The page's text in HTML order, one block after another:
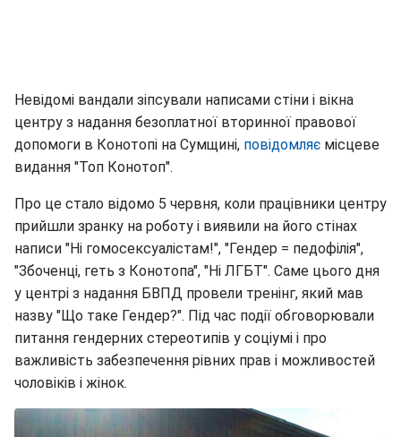
Невідомі вандали зіпсували написами стіни і вікна
центру з надання безоплатної вторинної правової
допомоги в Конотопі на Сумщині, повідомляє місцеве
видання "Топ Конотоп".
Про це стало відомо 5 червня, коли працівники центру
прийшли зранку на роботу і виявили на його стінах
написи "Ні гомосексуалістам!", "Гендер = педофілія",
"Збоченці, геть з Конотопа", "Ні ЛГБТ". Саме цього дня
у центрі з надання БВПД провели тренінг, який мав
назву "Що таке Гендер?". Під час події обговорювали
питання гендерних стереотипів у соціумі і про
важливість забезпечення рівних прав і можливостей
чоловіків і жінок.